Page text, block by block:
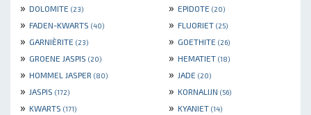
» DOLOMITE (23) » EPIDOTE (20)
» FADEN-KWARTS (40) » FLUORIET (25)
» GARNIÈRITE (23) » GOETHITE (26)
» GROENE JASPIS (20) » HEMATIET (18)
» HOMMEL JASPER (80) » JADE (20)
» JASPIS (172) » KORNALIJN (56)
» KWARTS (171) » KYANIET (14)